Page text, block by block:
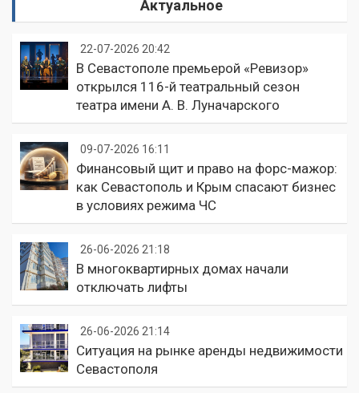
Актуальное
22-07-2026 20:42
В Севастополе премьерой «Ревизор»
открылся 116-й театральный сезон
театра имени А. В. Луначарского
09-07-2026 16:11
Финансовый щит и право на форс-мажор:
как Севастополь и Крым спасают бизнес
в условиях режима ЧС
26-06-2026 21:18
В многоквартирных домах начали
отключать лифты
26-06-2026 21:14
Ситуация на рынке аренды недвижимости
Севастополя